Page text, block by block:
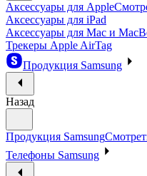
Аксессуары для Apple
Аксессуары для iPad
Аксессуары для Mac и
Трекеры Apple AirTag
Продукция Samsung
Назад
Продукция Samsung
Телефоны Samsung